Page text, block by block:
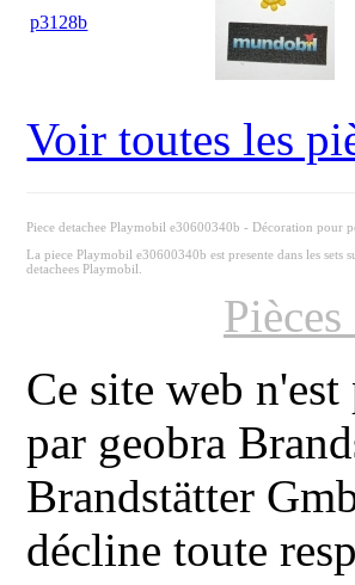
p3128b
Voir toutes les
Piece detachee Playmobil e30600340b - Décoration pour
La piece Playmobil e30600340b est presente dans les
detachees Playmobil.
Ce site web
par geobra
Brandstätter
décline toute